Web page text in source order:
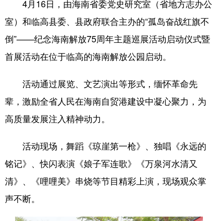
4月16日，由海南省委党史研究室（省地方志办公
室）和临高县委、县政府联合主办的“孤岛奋战红旗不
倒”——纪念海南解放75周年主题巡展活动启动仪式暨
首展活动在位于临高的海南解放公园启动。
活动通过展览、文艺演出等形式，缅怀革命先
辈，激励全省人民在海南自贸港建设中凝心聚力，为
高质量发展注入精神动力。
活动现场，舞蹈《琼崖第一枪》、独唱《永远的
铭记》、快闪表演《娘子军连歌》《万泉河水清又
清》、《哩哩美》串烧等节目精彩上演，现场观众掌
声不断。